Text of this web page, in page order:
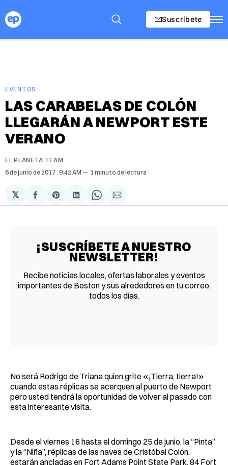
Suscríbete
EVENTOS
LAS CARABELAS DE COLÓN
LLEGARÁN A NEWPORT ESTE
VERANO
EL PLANETA TEAM
6 de junio de 2017 . 9:42 AM 1 minuto de lectura
𝕏
Compartir
en
Share
on
Compartir
en
Share
on
Compartir
via
¡SUSCRÍBETE A NUESTRO
NEWSLETTER!
Recibe noticias locales, ofertas laborales y eventos
importantes de Boston y sus alrededores en tu correo,
todos los días.
No será Rodrigo de Triana quien grite «¡Tierra, tierra!»
cuando estas réplicas se acerquen al puerto de Newport
pero usted tendrá la oportunidad de volver al pasado con
esta interesante visita.
Desde el viernes 16 hasta el domingo 25 de junio, la “Pinta”
y la “Niña”, réplicas de las naves de Cristóbal Colón,
estarán ancladas en Fort Adams Point State Park, 84 Fort